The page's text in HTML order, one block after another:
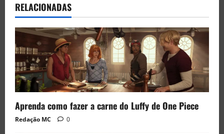
RELACIONADAS
Aprenda como fazer a carne do Luffy de One Piece
Redação MC 0